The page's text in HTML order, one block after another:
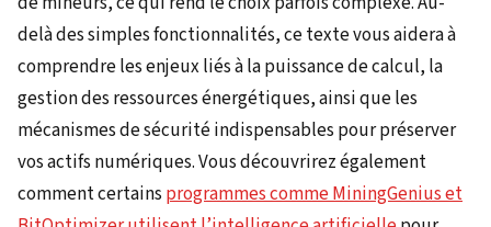
delà des simples fonctionnalités, ce texte vous aidera à
comprendre les enjeux liés à la puissance de calcul, la
gestion des ressources énergétiques, ainsi que les
mécanismes de sécurité indispensables pour préserver
vos actifs numériques. Vous découvrirez également
comment certains programmes comme MiningGenius et